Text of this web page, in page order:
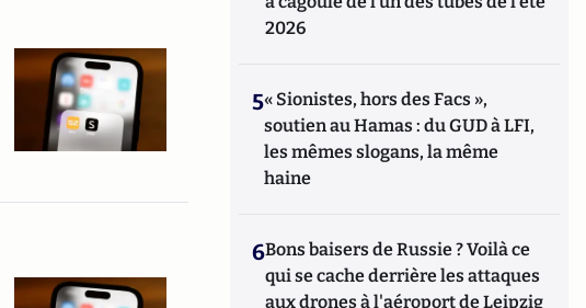
2026
5« Sionistes, hors des Facs »,
soutien au Hamas : du GUD à LFI,
les mêmes slogans, la même
haine
6Bons baisers de Russie ? Voilà ce
qui se cache derrière les attaques
aux drones à l'aéroport de Leipzig